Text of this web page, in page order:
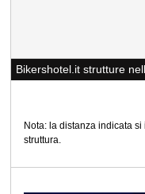
Bikershotel.it strutture
Nota: la distanza indicata
struttura.